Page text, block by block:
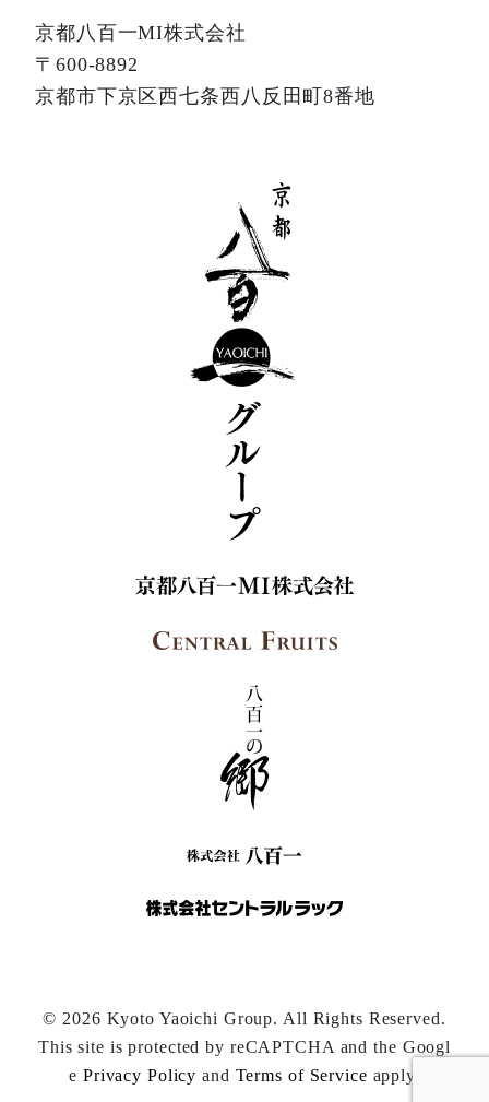
京都八百一MI株式会社
〒600-8892
京都市下京区西七条西八反田町8番地
© 2026 Kyoto Yaoichi Group. All Rights Reserved.
This site is protected by reCAPTCHA and the Googl
e Privacy Policy and Terms of Service apply.